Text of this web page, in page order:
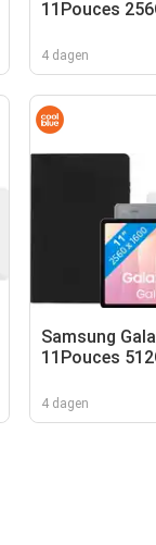
11Pouces
4 dagen
Samsung
11Pouces
4 dagen